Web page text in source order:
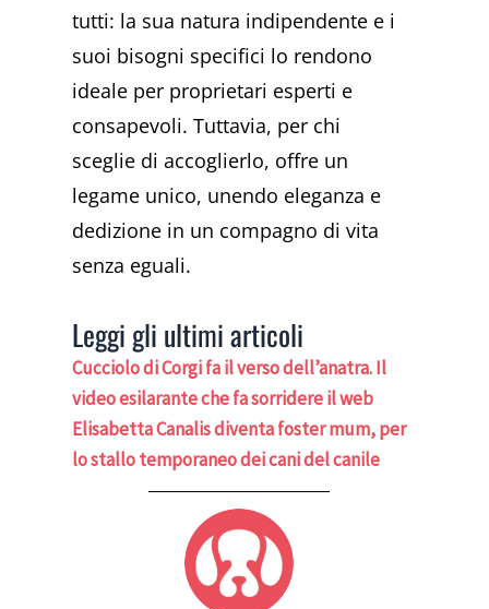
tutti: la sua natura indipendente e i
suoi bisogni specifici lo rendono
ideale per proprietari esperti e
consapevoli. Tuttavia, per chi
sceglie di accoglierlo, offre un
legame unico, unendo eleganza e
dedizione in un compagno di vita
senza eguali.
Leggi gli ultimi articoli
Cucciolo di Corgi fa il verso dell’anatra. Il
video esilarante che fa sorridere il web
Elisabetta Canalis diventa foster mum, per
lo stallo temporaneo dei cani del canile